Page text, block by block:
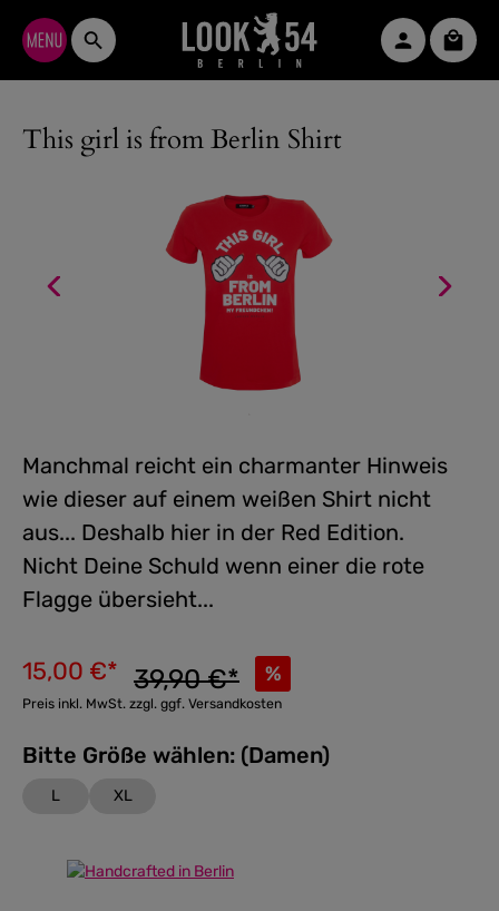
Zum Hauptinhalt springen
This girl is from Berlin Shirt
Manchmal reicht ein charmanter Hinweis
wie dieser auf einem weißen Shirt nicht
aus... Deshalb hier in der Red Edition.
Nicht Deine Schuld wenn einer die rote
Flagge übersieht...
15,00 €* %
39,90 €*
Preis inkl. MwSt. zzgl. ggf. Versandkosten
Bitte Größe wählen: (Damen)
L XL